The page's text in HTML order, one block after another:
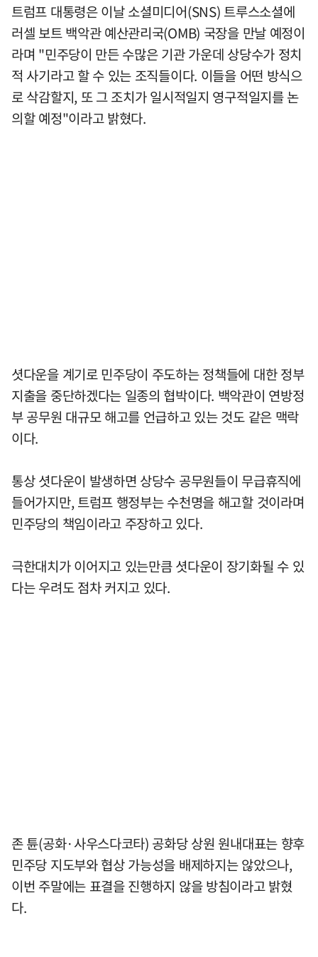
트럼프 대통령은 이날 소셜미디어(SNS) 트루스소셜에
러셀 보트 백악관 예산관리국(OMB) 국장을 만날 예정이
라며 "민주당이 만든 수많은 기관 가운데 상당수가 정치
적 사기라고 할 수 있는 조직들이다. 이들을 어떤 방식으
로 삭감할지, 또 그 조치가 일시적일지 영구적일지를 논
의할 예정"이라고 밝혔다.
셧다운을 계기로 민주당이 주도하는 정책들에 대한 정부
지출을 중단하겠다는 일종의 협박이다. 백악관이 연방정
부 공무원 대규모 해고를 언급하고 있는 것도 같은 맥락
이다.
통상 셧다운이 발생하면 상당수 공무원들이 무급휴직에
들어가지만, 트럼프 행정부는 수천명을 해고할 것이라며
민주당의 책임이라고 주장하고 있다.
극한대치가 이어지고 있는만큼 셧다운이 장기화될 수 있
다는 우려도 점차 커지고 있다.
존 튠(공화·사우스다코타) 공화당 상원 원내대표는 향후
민주당 지도부와 협상 가능성을 배제하지는 않았으나,
이번 주말에는 표결을 진행하지 않을 방침이라고 밝혔
다.